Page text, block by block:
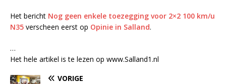
Het bericht Nog geen enkele toezegging voor 2×2 100 km/u
N35 verscheen eerst op Opinie in Salland.
…
Het hele artikel is te lezen op www.Salland1.nl
VORIGE